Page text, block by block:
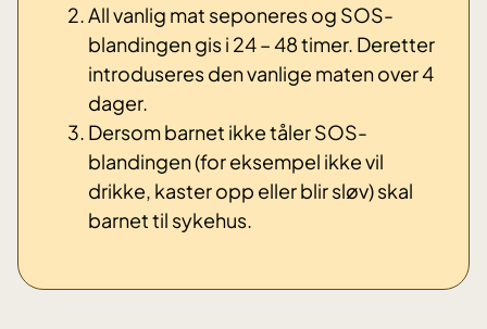
All vanlig mat seponeres og SOS-
blandingen gis i 24 – 48 timer. Deretter
introduseres den vanlige maten over 4
dager.
Dersom barnet ikke tåler SOS-
blandingen (for eksempel ikke vil
drikke, kaster opp eller blir sløv) skal
barnet til sykehus.